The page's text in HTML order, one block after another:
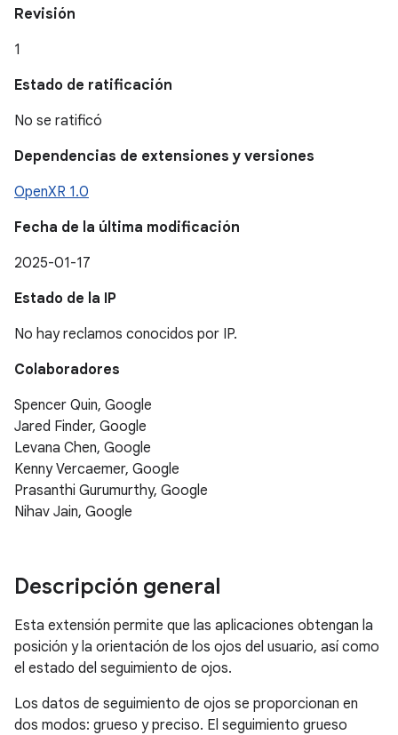
Revisión
1
Estado de ratificación
No se ratificó
Dependencias de extensiones y versiones
OpenXR 1.0
Fecha de la última modificación
2025-01-17
Estado de la IP
No hay reclamos conocidos por IP.
Colaboradores
Spencer Quin, Google
Jared Finder, Google
Levana Chen, Google
Kenny Vercaemer, Google
Prasanthi Gurumurthy, Google
Nihav Jain, Google
Descripción general
Esta extensión permite que las aplicaciones obtengan la
posición y la orientación de los ojos del usuario, así como
el estado del seguimiento de ojos.
Los datos de seguimiento de ojos se proporcionan en
dos modos: grueso y preciso. El seguimiento grueso